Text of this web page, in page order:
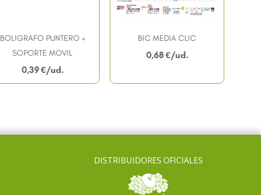
BOLIGRAFO PUNTERO +
SOPORTE MOVIL
0,39€
BIC MEDIA CLIC
0,68€
DISTRIBUIDORES OFICIALES